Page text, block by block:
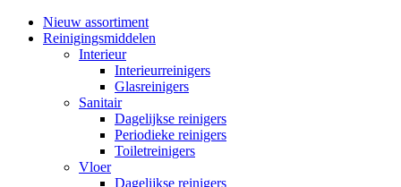
Nieuw assortiment
Reinigingsmiddelen
Interieur
Interieurreinigers
Glasreinigers
Sanitair
Dagelijkse reinigers
Periodieke reinigers
Toiletreinigers
Vloer
Dagelijkse reinigers